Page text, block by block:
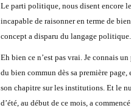
Le parti politique, nous disent encore
incapable de raisonner en terme de
concept a disparu du langage politique.
Eh bien ce n’est pas vrai. Je connais
du bien commun dès sa première
son chapitre sur les institutions. Et le
d’été, au début de ce mois, a